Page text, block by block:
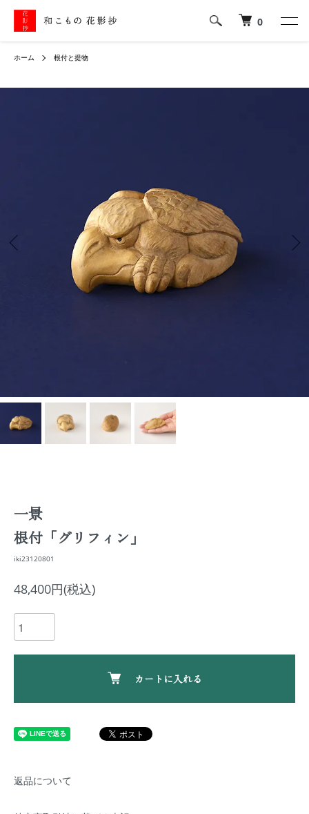
0
ホーム 根付と提物
一景
根付「グリフィン」
iki23120801
48,400円(税込)
カートに入れる
返品について